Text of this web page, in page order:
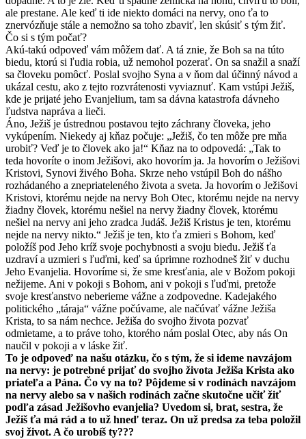
ale prestane. Ale keď ti ide niekto domáci na nervy, ono ťa to
znervózňuje stále a nemožno sa toho zbaviť, len skúsiť s tým žiť.
Čo si s tým počať?
Akú-takú odpoveď vám môžem dať. A tá znie, že Boh sa na túto
biedu, ktorú si ľudia robia, už nemohol pozerať. On sa snažil a snaží
sa človeku pomôcť. Poslal svojho Syna a v ňom dal účinný návod a
ukázal cestu, ako z tejto rozvrátenosti vyviaznuť. Kam vstúpi Ježiš,
kde je prijaté jeho Evanjelium, tam sa dávna katastrofa dávneho
ľudstva napráva a lieči.
Áno, Ježiš je ústrednou postavou tejto záchrany človeka, jeho
vykúpením. Niekedy aj kňaz počuje: „Ježiš, čo ten môže pre mňa
urobiť? Veď je to človek ako ja!“ Kňaz na to odpovedá: „Tak to
teda hovoríte o inom Ježišovi, ako hovorím ja. Ja hovorím o Ježišovi
Kristovi, Synovi živého Boha. Skrze neho vstúpil Boh do nášho
rozhádaného a znepriateleného života a sveta. Ja hovorím o Ježišovi
Kristovi, ktorému nejde na nervy Boh Otec, ktorému nejde na nervy
žiadny človek, ktorému nešiel na nervy žiadny človek, ktorému
nešiel na nervy ani jeho zradca Judáš. Ježiš Kristus je ten, ktorému
nejde na nervy nikto.“ Ježiš je ten, kto ťa zmieri s Bohom, keď
položíš pod Jeho kríž svoje pochybnosti a svoju biedu. Ježiš ťa
uzdraví a uzmieri s ľuďmi, keď sa úprimne rozhodneš žiť v duchu
Jeho Evanjelia. Hovoríme si, že sme kresťania, ale v Božom pokoji
nežijeme. Ani v pokoji s Bohom, ani v pokoji s ľuďmi, pretože
svoje kresťanstvo neberieme vážne a zodpovedne. Kadejakého
politického „táraja“ vážne počúvame, ale načúvať vážne Ježiša
Krista, to sa nám nechce. Ježiša do svojho života pozvať
odmietame, a to práve toho, ktorého nám poslal Otec, aby nás On
naučil v pokoji a v láske žiť.
To je odpoveď na našu otázku, čo s tým, že si ideme navzájom
na nervy: je potrebné prijať do svojho života Ježiša Krista ako
priateľa a Pána. Čo vy na to? Pôjdeme si v rodinách navzájom
na nervy alebo sa v našich rodinách začne skutočne učiť žiť
podľa zásad Ježišovho evanjelia? Uvedom si, brat, sestra, že
Ježiš ťa má rád a to už hneď teraz. On už predsa za teba položil
svoj život. A čo urobíš ty???